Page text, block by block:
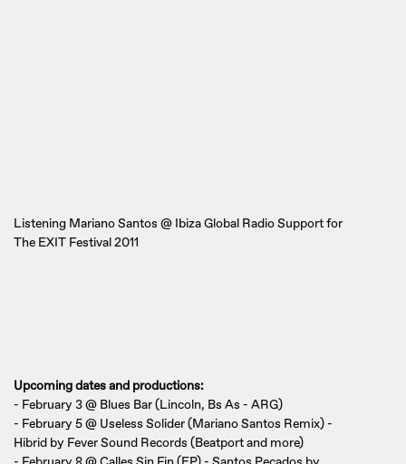
Listening Mariano Santos @ Ibiza Global Radio Support for
The EXIT Festival 2011
Upcoming dates and productions:
- February 3 @ Blues Bar (Lincoln, Bs As - ARG)
- February 5 @ Useless Solider (Mariano Santos Remix) -
Hibrid by Fever Sound Records (Beatport and more)